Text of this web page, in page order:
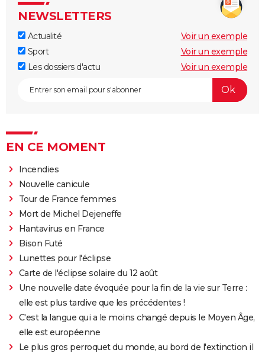
NEWSLETTERS
Actualité
Voir un exemple
Sport
Voir un exemple
Les dossiers d'actu
Voir un exemple
EN CE MOMENT
Incendies
Nouvelle canicule
Tour de France femmes
Mort de Michel Dejeneffe
Hantavirus en France
Bison Futé
Lunettes pour l'éclipse
Carte de l'éclipse solaire du 12 août
Une nouvelle date évoquée pour la fin de la vie sur Terre :
elle est plus tardive que les précédentes !
C'est la langue qui a le moins changé depuis le Moyen Âge,
elle est européenne
Le plus gros perroquet du monde, au bord de l'extinction il